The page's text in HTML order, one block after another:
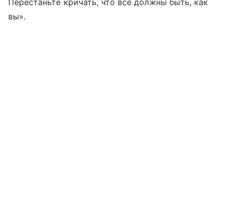
Перестаньте кричать, что все должны быть, как
вы».